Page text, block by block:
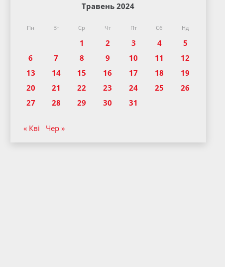
Травень 2024
Пн Вт Ср Чт Пт Сб Нд
1 2 3 4
5
6
7 8 9 10 11
12
13
14 15 16 17 18
19
20
21 22 23 24 25
26
27
28 29 30 31
« Кві Чер »